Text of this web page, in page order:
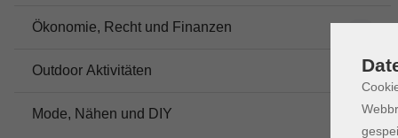
Ökonomie, Recht und Finanzen
Outdoor Aktivitäten 16
Mode, Nähen und DIY 7